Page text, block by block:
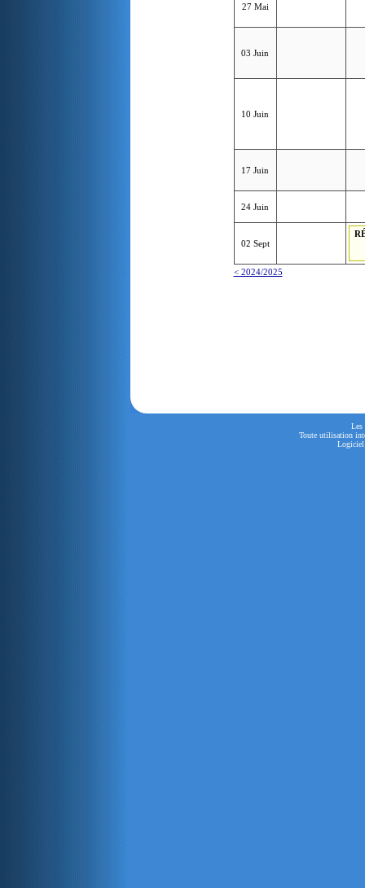
27 Mai
03 Juin
10 Juin
17 Juin
24 Juin
02 Sept
< 2024/2025
Les
Toute utilisation
Logiciel